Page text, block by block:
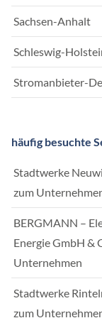
Sachsen-Anhalt
Schleswig-
Stromanbieter-
häufig besuchte
Stadtwerke
zum
BERGMANN –
Energie GmbH &
Unternehmen
Stadtwerke
zum